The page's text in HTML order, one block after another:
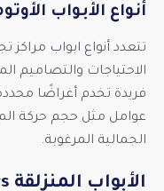
أنواع الأبواب
تتعدد أنواع ابواب مراكز
الاحتياجات والتصاميم
فريدة تخدم أغراضًا
عوامل مثل حجم حركة
الجمالية المرغوبة.
الأبواب المنزلقة Sliding Doors